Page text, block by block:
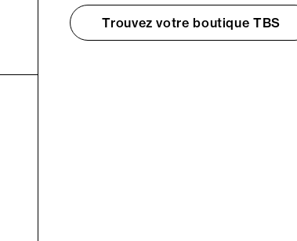
Trouvez votre boutique TBS